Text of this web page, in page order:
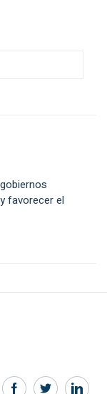
favorecer el